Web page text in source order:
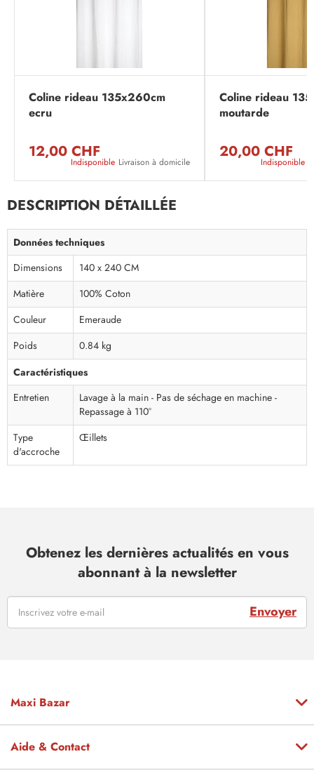
Coline rideau 135x260cm
ecru
12,00 CHF
Indisponible Livraison à domicile
Coline rideau
moutarde
20,00 CHF
Indisponible
DESCRIPTION DÉTAILLÉE
Données techniques
Dimensions
140 x 240 CM
Matière
100% Coton
Couleur
Emeraude
Poids
0.84 kg
Caractéristiques
Entretien
Lavage à la main - Pas de séchage en machine -
Repassage à 110°
Type
d'accroche
Œillets
Obtenez les dernières actualités en vous
abonnant à la newsletter
Envoyer
Maxi Bazar
Aide & Contact